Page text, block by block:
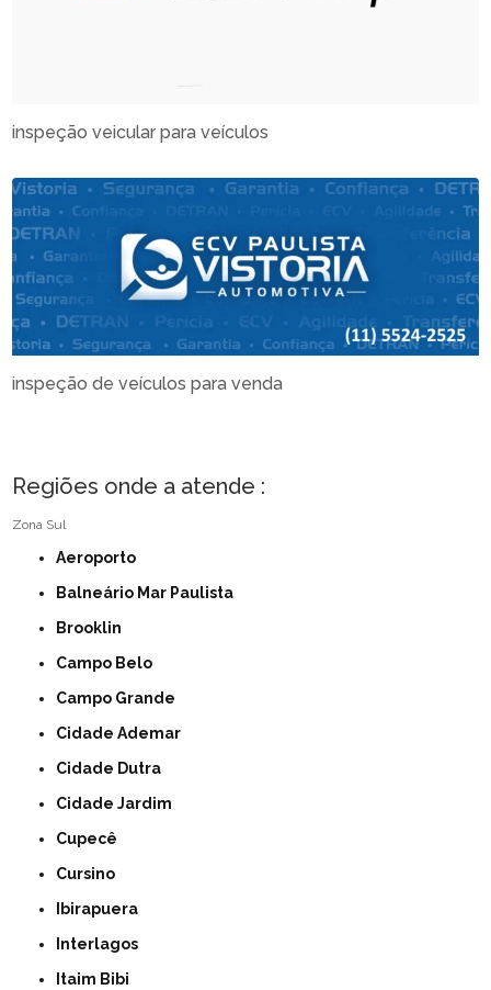
inspeção veicular para veículos
inspeção de veículos para venda
Regiões onde a atende :
Zona Sul
Aeroporto
Balneário Mar Paulista
Brooklin
Campo Belo
Campo Grande
Cidade Ademar
Cidade Dutra
Cidade Jardim
Cupecê
Cursino
Ibirapuera
Interlagos
Itaim Bibi